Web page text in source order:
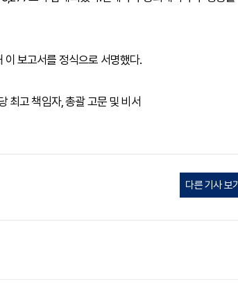
보고서를 정식으로 서명했다.
최고 책임자, 총괄 고문 및 비서
다른 기사 보기